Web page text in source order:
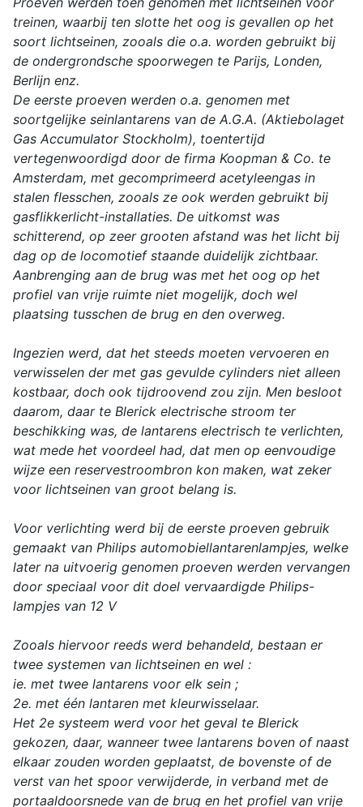
treinen, waarbij ten slotte het oog is gevallen op het
soort lichtseinen, zooals die o.a. worden gebruikt bij
de ondergrondsche spoorwegen te Parijs, Londen,
Berlijn enz.
De eerste proeven werden o.a. genomen met
soortgelijke seinlantarens van de A.G.A. (Aktiebolaget
Gas Accumulator Stockholm), toentertijd
vertegenwoordigd door de firma Koopman & Co. te
Amsterdam, met gecomprimeerd acetyleengas in
stalen flesschen, zooals ze ook werden gebruikt bij
gasflikkerlicht-installaties. De uitkomst was
schitterend, op zeer grooten afstand was het licht bij
dag op de locomotief staande duidelijk zichtbaar.
Aanbrenging aan de brug was met het oog op het
profiel van vrije ruimte niet mogelijk, doch wel
plaatsing tusschen de brug en den overweg.
Ingezien werd, dat het steeds moeten vervoeren en
verwisselen der met gas gevulde cylinders niet alleen
kostbaar, doch ook tijdroovend zou zijn. Men besloot
daarom, daar te Blerick electrische stroom ter
beschikking was, de lantarens electrisch te verlichten,
wat mede het voordeel had, dat men op eenvoudige
wijze een reservestroombron kon maken, wat zeker
voor lichtseinen van groot belang is.
Voor verlichting werd bij de eerste proeven gebruik
gemaakt van Philips automobiellantarenlampjes, welke
later na uitvoerig genomen proeven werden vervangen
door speciaal voor dit doel vervaardigde Philips-
lampjes van 12 V
Zooals hiervoor reeds werd behandeld, bestaan er
twee systemen van lichtseinen en wel :
ie. met twee lantarens voor elk sein ;
2e. met één lantaren met kleurwisselaar.
Het 2e systeem werd voor het geval te Blerick
gekozen, daar, wanneer twee lantarens boven of naast
elkaar zouden worden geplaatst, de bovenste of de
verst van het spoor verwijderde, in verband met de
portaaldoorsnede van de brug en het profiel van vrije